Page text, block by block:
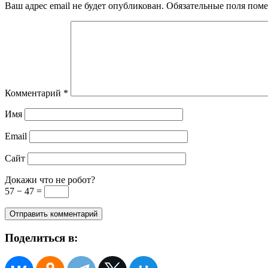
Ваш адрес email не будет опубликован. Обязательные поля
Комментарий *
Имя
Email
Сайт
Докажи что не робот?
57 − 47 =
Поделиться в: